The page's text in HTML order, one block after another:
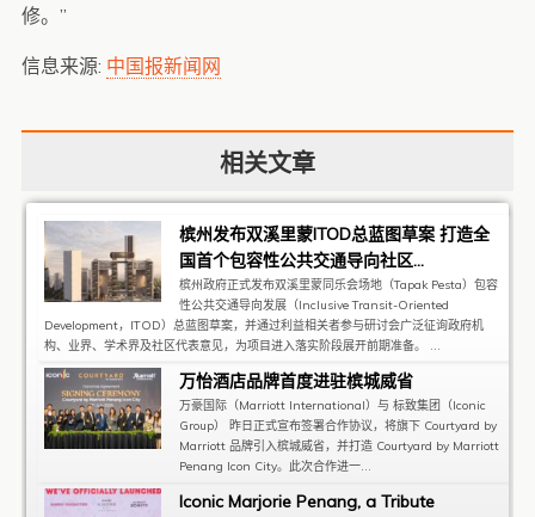
修。”
信息来源: 中国报新闻网
相关文章
槟州发布双溪里蒙ITOD总蓝图草案 打造全
国首个包容性公共交通导向社区...
槟州政府正式发布双溪里蒙同乐会场地（Tapak Pesta）包容
性公共交通导向发展（Inclusive Transit-Oriented
Development，ITOD）总蓝图草案，并通过利益相关者参与研讨会广泛征询政府机
构、业界、学术界及社区代表意见，为项目进入落实阶段展开前期准备。 ...
万怡酒店品牌首度进驻槟城威省
万豪国际（Marriott International）与 标致集团（Iconic
Group） 昨日正式宣布签署合作协议，将旗下 Courtyard by
Marriott 品牌引入槟城威省，并打造 Courtyard by Marriott
Penang Icon City。此次合作进一...
Iconic Marjorie Penang, a Tribute